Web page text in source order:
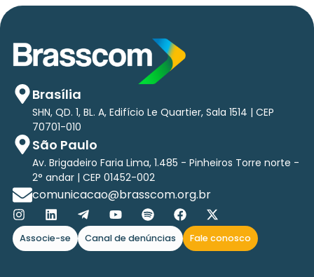
Brasília
SHN, QD. 1, BL. A, Edifício Le Quartier, Sala 1514 | CEP
70701-010
São Paulo
Av. Brigadeiro Faria Lima, 1.485 - Pinheiros Torre norte -
2° andar | CEP 01452-002
comunicacao@brasscom.org.br
Associe-se Canal de denúncias Fale conosco